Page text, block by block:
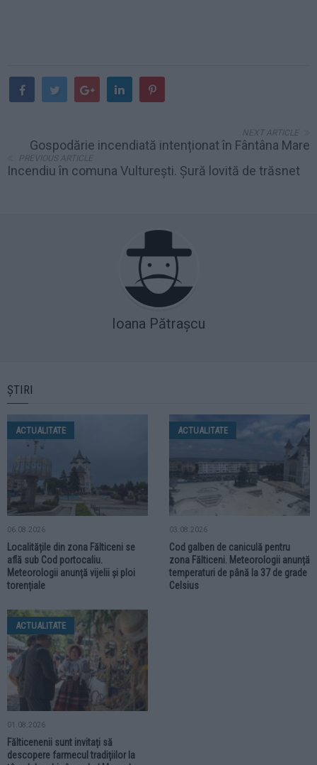
NEXT ARTICLE
Gospodărie incendiată intenționat în Fântâna Mare
PREVIOUS ARTICLE
Incendiu în comuna Vulturești. Șură lovită de trăsnet
Ioana Pătrașcu
ȘTIRI
ACTUALITATE
06.08.2026
Localitățile din zona Fălticeni se
află sub Cod portocaliu.
Meteorologii anunță vijelii și ploi
torențiale
ACTUALITATE
03.08.2026
Cod galben de caniculă pentru
zona Fălticeni. Meteorologii anunță
temperaturi de până la 37 de grade
Celsius
ACTUALITATE
01.08.2026
Fălticenenii sunt invitați să
descopere farmecul tradițiilor la